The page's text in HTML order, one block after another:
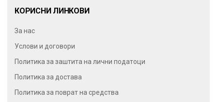
КОРИСНИ ЛИНКОВИ
За нас
Услови и договори
Политика за заштита на лични податоци
Политика за достава
Политика за поврат на средства